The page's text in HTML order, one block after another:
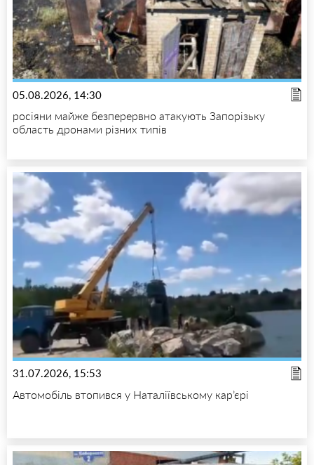
05.08.2026, 14:30
росіяни майже безперервно атакують Запорізьку
область дронами різних типів
31.07.2026, 15:53
Автомобіль втопився у Наталіївському кар’єрі